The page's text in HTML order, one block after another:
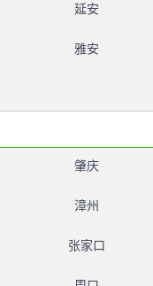
延安
雅安
肇庆
漳州
张家口